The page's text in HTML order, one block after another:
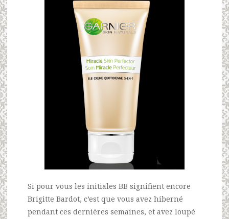
Si pour vous les initiales BB signifient encore
Brigitte Bardot, c’est que vous avez hiberné
pendant ces dernières semaines, et avez loupé